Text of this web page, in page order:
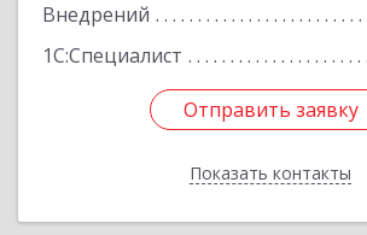
Внедрений
1С:Специалист
Отправить заявку
Показать контакты
Отправить заявку
Назад